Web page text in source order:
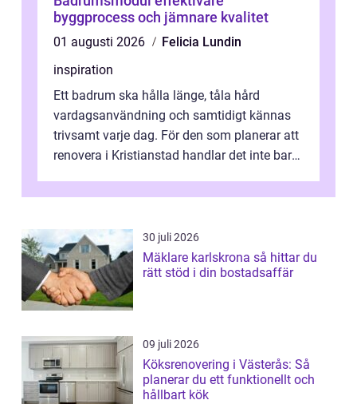
byggprocess och jämnare kvalitet
01 augusti 2026
Felicia Lundin
inspiration
Ett badrum ska hålla länge, tåla hård
vardagsanvändning och samtidigt kännas
trivsamt varje dag. För den som planerar att
renovera i Kristianstad handlar det inte bara
30 juli 2026
Mäklare karlskrona så hittar du
rätt stöd i din bostadsaffär
09 juli 2026
Köksrenovering i Västerås: Så
planerar du ett funktionellt och
hållbart kök